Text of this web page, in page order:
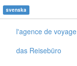
svenska
l'agence de voyage
das Reisebüro